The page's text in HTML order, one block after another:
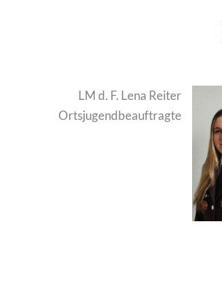
LM d. F. Lena Reiter
Ortsjugendbeauftragte